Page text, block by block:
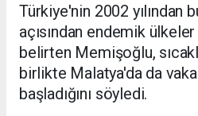
Türkiye'nin 2002 yılından
açısından endemik ülkeler
belirten Memişoğlu,
birlikte Malatya'da da
başladığını söyledi.